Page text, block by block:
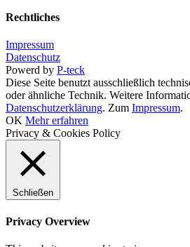
Rechtliches
Impressum
Datenschutz
Powerd by P-teck
Diese Seite benutzt ausschließlich
oder ähnliche Technik. Weitere
Datenschutzerklärung. Zum Impressum.
OK Mehr erfahren
Privacy & Cookies Policy
Schließen
Privacy Overview